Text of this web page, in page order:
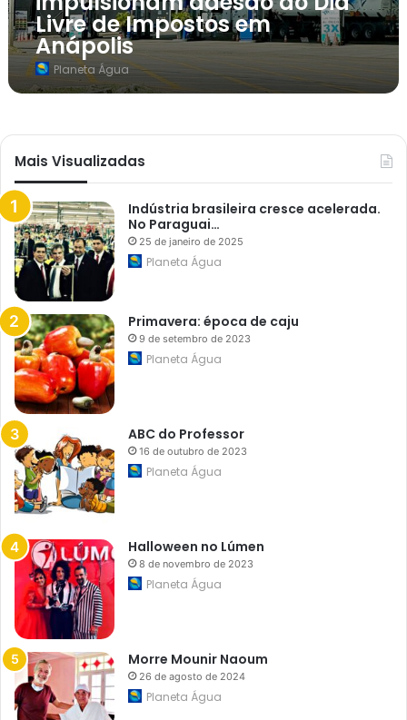
u
s
t
í
i
m
s
o
n
m
d
e
s
ã
o
o
D
a
L
e
d
I
m
o
e
m
A
n
Livre de Impostos em
Anápolis
Planeta Água
Mais Visualizadas
Indústria brasileira cresce acelerada.
No Paraguai…
25 de janeiro de 2025
Planeta Água
Primavera: época de caju
9 de setembro de 2023
Planeta Água
ABC do Professor
16 de outubro de 2023
Planeta Água
Halloween no Lúmen
8 de novembro de 2023
Planeta Água
Morre Mounir Naoum
26 de agosto de 2024
Planeta Água